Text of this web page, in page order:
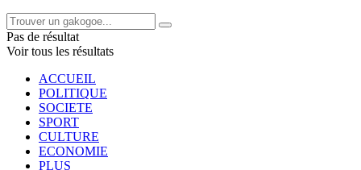
Pas de résultat
Voir tous les résultats
ACCUEIL
POLITIQUE
SOCIETE
SPORT
CULTURE
ECONOMIE
PLUS